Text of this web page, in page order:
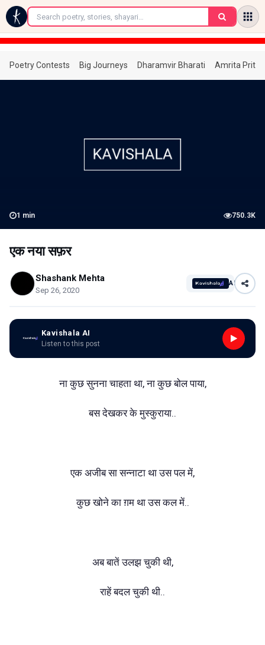
←
Poetry Contests Big Journeys Dharamvir Bharati Amrita
1 min 750.3K
एक नया सफ़र
Shashank Mehta
Sep 26, 2020
AI
Kavishala AI
Listen to this post
ना कुछ सुनना चाहता था, ना कुछ बोल पाया,
बस देखकर के मुस्कुराया..
एक अजीब सा सन्नाटा था उस पल में,
कुछ खोने का ग़म था उस कल में..
अब बातें उलझ चुकी थी,
राहें बदल चुकी थी..